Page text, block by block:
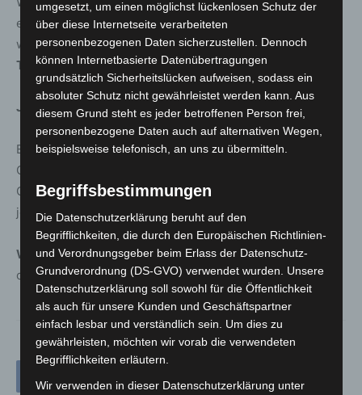
erlernen Sie Übungen, die leicht in den Alltag integriert
werden können.
Termin:15.02.2025, 14:00–17:15 Uhr |Kosten:
Jetzt anmelden und durchstarten!
Egal, ob Sie Stress abbauen, fitter werden oder Ihre
Gesundheit ganzheitlich stärken möchten – das
Gesundheitsprogramm der VHS Langenhagen hält für
jeden etwas bereit.
Weitere Infos & Anmeldung:www.vhs-langenhagen.de
oder 0511 7307 4303
umgesetzt, um einen möglichst lückenlosen Schutz der
über diese Internetseite verarbeiteten
personenbezogenen Daten sicherzustellen. Dennoch
können Internetbasierte Datenübertragungen
grundsätzlich Sicherheitslücken aufweisen, sodass ein
absoluter Schutz nicht gewährleistet werden kann. Aus
diesem Grund steht es jeder betroffenen Person frei,
personenbezogene Daten auch auf alternativen Wegen,
beispielsweise telefonisch, an uns zu übermitteln.
Begriffsbestimmungen
Die Datenschutzerklärung beruht auf den
Begrifflichkeiten, die durch den Europäischen Richtlinien-
und Verordnungsgeber beim Erlass der Datenschutz-
Grundverordnung (DS-GVO) verwendet wurden. Unsere
Datenschutzerklärung soll sowohl für die Öffentlichkeit
als auch für unsere Kunden und Geschäftspartner
einfach lesbar und verständlich sein. Um dies zu
gewährleisten, möchten wir vorab die verwendeten
Begrifflichkeiten erläutern.
Wir verwenden in dieser Datenschutzerklärung unter